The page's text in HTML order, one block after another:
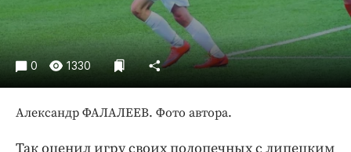
Спорт
Экономика и бизнес
ПРОЕКТЫ
Издания
Медиаперсона
0 1330
Александр ФАЛАЛЕЕВ. Фото автора.
Так оценил игру своих подопечных с липецким